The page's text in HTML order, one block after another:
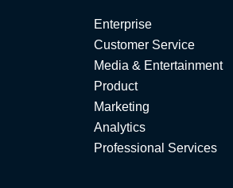
Enterprise
Customer Service
Media & Entertainment
Product
Marketing
Analytics
Professional Services